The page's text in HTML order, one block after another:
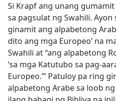
Si Krapf ang unang
sa pagsulat ng Swahili. Ayon
ginamit ang alpabetong
dito ang mga Europeo’ na
Swahili at “ang alpabetong
‘sa mga Katutubo sa pag-
Europeo.’” Patuloy pa ring
alpabetong Arabe sa loob